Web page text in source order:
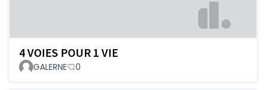
4 VOIES POUR 1 VIE
GALERNE 0